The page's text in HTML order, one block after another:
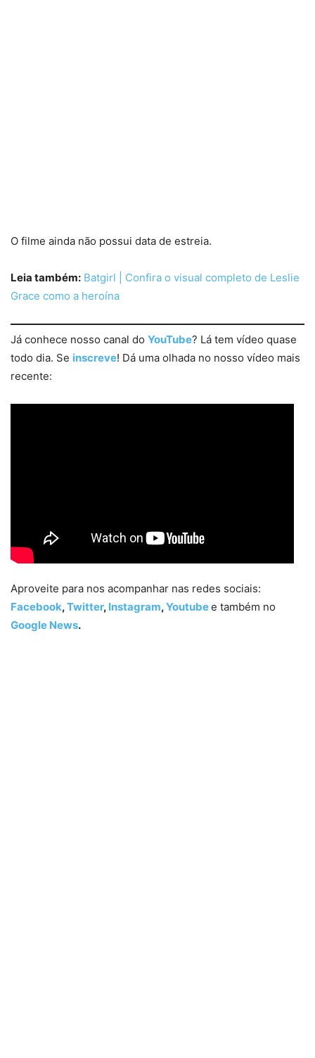
O filme ainda não possui data de estreia.
Leia também: Batgirl | Confira o visual completo de Leslie
Grace como a heroína
Já conhece nosso canal do YouTube? Lá tem vídeo quase
todo dia. Se inscreve! Dá uma olhada no nosso vídeo mais
recente:
Aproveite para nos acompanhar nas redes sociais:
Facebook,Twitter, Instagram,Youtubee também no
Google News.